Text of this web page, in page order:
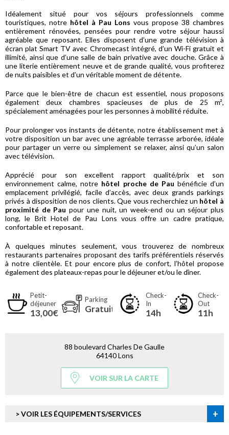
Idéalement situé pour vos séjours professionnels comme
touristiques, notre hôtel à Pau Lons vous propose 38 chambres
entièrement rénovées, pensées pour rendre votre séjour haussi
agréable que reposant. Elles disposent d’une grande télévision à
écran plat Smart TV avec Chromecast intégré, d’un Wi-Fi gratuit et
illimité, ainsi que d’une salle de bain privative avec douche. Grâce à
une literie entièrement neuve et de grande qualité, vous profiterez
de nuits paisibles et d’un véritable moment de détente.
Parce que le bien-être de chacun est essentiel, nous proposons
également deux chambres spacieuses de plus de 25 m²,
spécialement aménagées pour les personnes à mobilité réduite.
Pour prolonger vos instants de détente, notre établissement met à
votre disposition un bar avec une agréable terrasse arborée, idéale
pour partager un verre ou simplement se relaxer, ainsi qu’un salon
avec télévision.
Apprécié pour son excellent rapport qualité/prix et son
environnement calme, notre hôtel proche de Pau bénéficie d’un
emplacement privilégié, facile d’accès, avec deux grands parkings
privés à disposition de nos clients. Que vous recherchiez un hôtel à
proximité de Pau pour une nuit, un week-end ou un séjour plus
long, le Brit Hotel de Pau Lons vous offre un cadre pratique,
confortable et reposant.
À quelques minutes seulement, vous trouverez de nombreux
restaurants partenaires proposant des tarifs préférentiels réservés
à notre clientèle. Et pour encore plus de confort, l’hôtel propose
également des plateaux-repas pour le déjeuner et/ou le dîner.
Petit-
déjeuner
13,00€
Parking
Gratuit
Check-
In
14h
Check-
Out
11h
88 boulevard Charles De Gaulle
64140 Lons
VOIR SUR LA CARTE
> VOIR LES ÉQUIPEMENTS/SERVICES +